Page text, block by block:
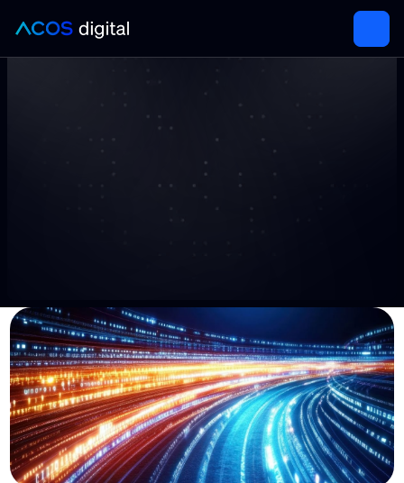
16.10.2025
PMax-Update: Vertikale 9:16-
Bildanzeigen in Google Ads